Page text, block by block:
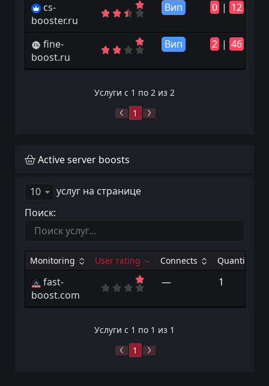
cs-
booster.ru
Вип 0 | 12
fine-
boost.ru
Вип 2 | 46
Услуги с 1 по 2 из 2
1
Active server boosts
10
услуг на странице
Поиск:
Monitoring User rating Connects Quantity
fast-
boost.com
— 1
Услуги с 1 по 1 из 1
1